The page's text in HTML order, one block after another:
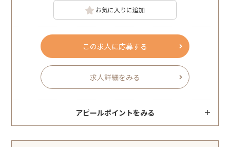
お気に入りに追加
この求人に応募する
求人詳細をみる
アピールポイントをみる